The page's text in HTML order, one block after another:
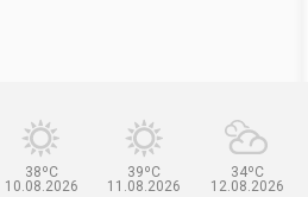
38ºC
10.08.2026
39ºC
11.08.2026
34ºC
12.08.2026